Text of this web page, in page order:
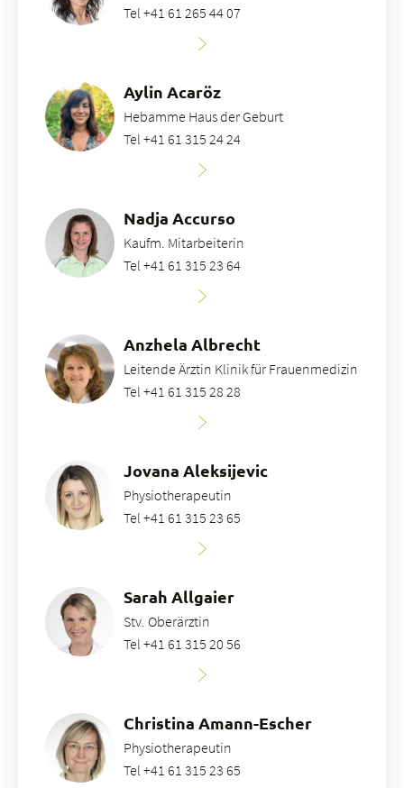
Fachbereiche
Notaufnahme
Tel +41 61 265 44 07
Aylin Acaröz
Hebamme Haus der Geburt
Tel +41 61 315 24 24
Nadja Accurso
Kaufm. Mitarbeiterin
Tel +41 61 315 23 64
Anzhela Albrecht
Leitende Ärztin Klinik für Frauenmedizin
Tel +41 61 315 28 28
Jovana Aleksijevic
Physiotherapeutin
Tel +41 61 315 23 65
Sarah Allgaier
Stv. Oberärztin
Tel +41 61 315 20 56
Christina Amann-Escher
Physiotherapeutin
Tel +41 61 315 23 65